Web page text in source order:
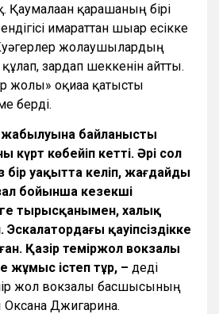
қарашаның бірі
ғимараттан шығар есікке
жолаушылардың
құлап, зардап шеккенін айтты.
жолы» оқиғаға қатысты
берді.
байланысты
көбейіп кетті. Әрі сол
бір уақытта келіп, жағдайды
бойынша кезекші
тырысқанымен, халық
қауіпсіздікке
Қазір теміржол вокзалы
істеп тұр, – деді
жол вокзалы басшысының
Оксана Джигарина.